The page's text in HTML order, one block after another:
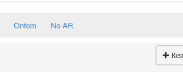
Ontem No AR